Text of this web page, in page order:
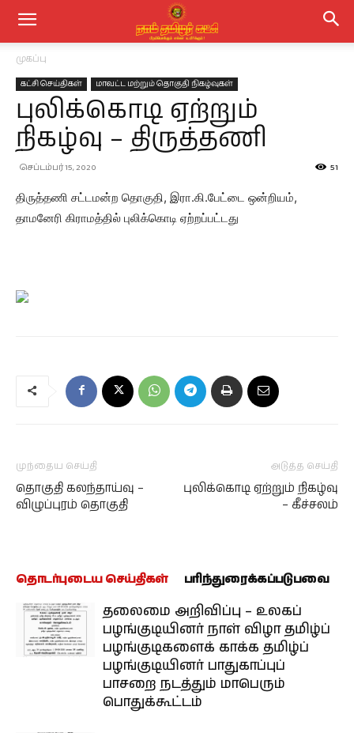
முகப்பு
கட்சி செய்திகள் மாவட்ட மற்றும் தொகுதி நிகழ்வுகள்
புலிக்கொடி ஏற்றும்
நிகழ்வு – திருத்தணி
செப்டம்பர் 15, 2020 51
திருத்தணி சட்டமன்ற தொகுதி, இரா.கி.பேட்டை ஒன்றியம்,
தாமனேரி கிராமத்தில் புலிக்கொடி ஏற்றப்பட்டது
முந்தைய செய்தி
தொகுதி கலந்தாய்வு –
விழுப்புரம் தொகுதி
அடுத்த செய்தி
புலிக்கொடி ஏற்றும் நிகழ்வு
– கீச்சலம்
தொடர்புடைய செய்திகள் பரிந்துரைக்கப்படுபவை
தலைமை அறிவிப்பு – உலகப்
பழங்குடியினர் நாள் விழா தமிழ்ப்
பழங்குடிகளைக் காக்க தமிழ்ப்
பழங்குடியினர் பாதுகாப்புப்
பாசறை நடத்தும் மாபெரும்
பொதுக்கூட்டம்